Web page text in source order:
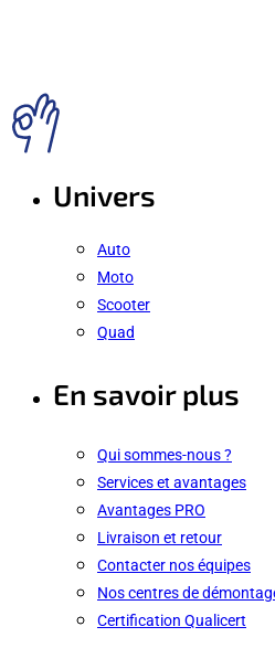
Univers
Auto
Moto
Scooter
Quad
En savoir plus
Qui sommes-nous ?
Services et avantages
Avantages PRO
Livraison et retour
Contacter nos équipes
Nos centres de
Certification Qualicert